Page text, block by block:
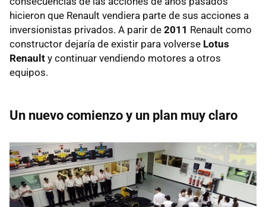
hicieron que Renault vendiera parte de sus acciones a
inversionistas privados. A parir de 2011 Renault como
constructor dejaría de existir para volverse Lotus
Renault y continuar vendiendo motores a otros
equipos.
Un nuevo comienzo y un plan muy claro